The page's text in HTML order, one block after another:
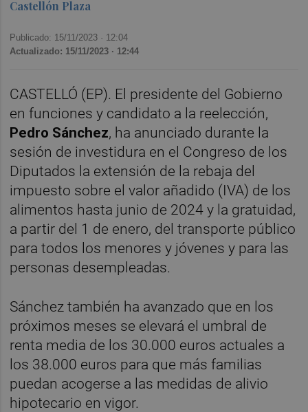
Castellón Plaza
Publicado: 15/11/2023 · 12:04
Actualizado: 15/11/2023 · 12:44
CASTELLÓ (EP). El presidente del Gobierno
en funciones y candidato a la reelección,
Pedro Sánchez, ha anunciado durante la
sesión de investidura en el Congreso de los
Diputados la extensión de la rebaja del
impuesto sobre el valor añadido (IVA) de los
alimentos hasta junio de 2024 y la gratuidad,
a partir del 1 de enero, del transporte público
para todos los menores y jóvenes y para las
personas desempleadas.
Sánchez también ha avanzado que en los
próximos meses se elevará el umbral de
renta media de los 30.000 euros actuales a
los 38.000 euros para que más familias
puedan acogerse a las medidas de alivio
hipotecario en vigor.